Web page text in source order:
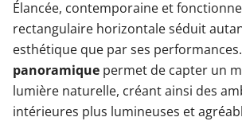
M'identifier
Conseils gratuits
Élancée, contemporaine et
rectangulaire horizontale séduit
esthétique que par ses
panoramique permet de capter un
lumière naturelle, créant ainsi des
intérieures plus lumineuses et